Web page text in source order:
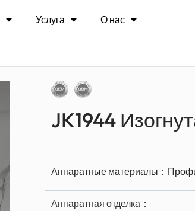
Услуга О нас
JK1944
Аппаратные материалы：
Аппаратная отделка：